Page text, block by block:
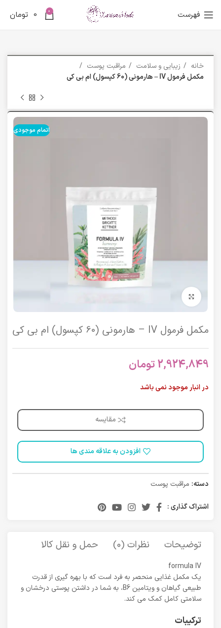
فهرست 0
0 تومان
خانه زیبایی و سلامت
مراقبت پوست
مکمل فرمول IV – هارمونی (60 کپسول) ام بی کی
اتمام موجودی
مکمل فرمول IV – هارمونی (60 کپسول) ام بی کی
2,924,849تومان
در انبار موجود نمی باشد
مقایسه
افزودن به علاقه مندی ها
دسته: مراقبت پوست
اشتراک گذاری :
توضیحات نظرات (0) حمل و نقل کالا
formula IV
یک مکمل غذایی منحصر به فرد است که با بهره گیری از قدرت
طبیعی گیاهان و ویتامین B6، به شما در داشتن پوستی درخشان و
سلامتی کامل کمک می کند.
ترکیبات